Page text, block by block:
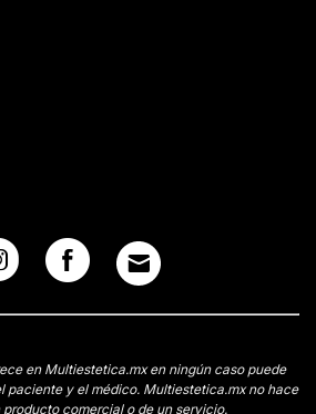
en Multiestetica.mx en ningún caso puede
paciente y el médico. Multiestetica.mx no hace
producto comercial o de un servicio.